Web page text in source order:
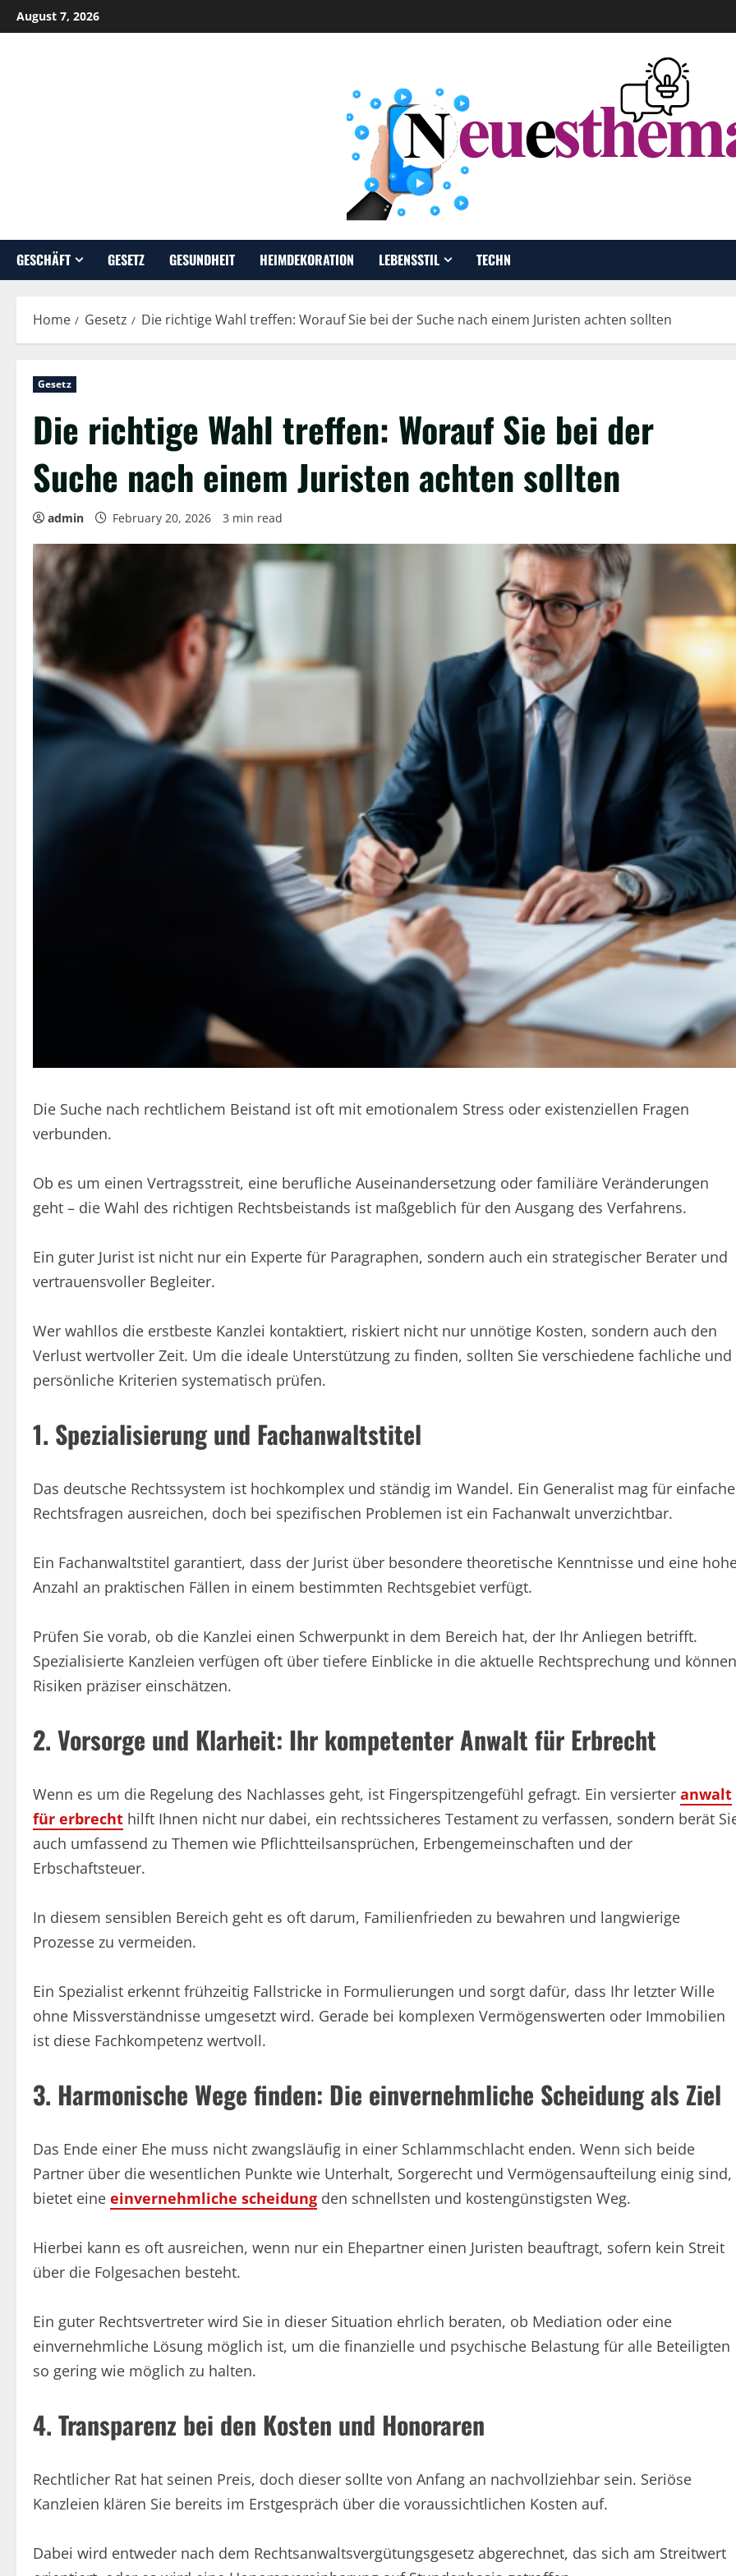
Skip
to
August 7, 2026
GESCHÄFT GESETZ GESUNDHEIT HEIMDEKORATION LEBENSSTIL TECHN
Home Gesetz Die richtige Wahl treffen: Worauf Sie bei der Suche nach einem Juristen achten sollten
Gesetz
Die richtige Wahl treffen: Worauf Sie bei der
Suche nach einem Juristen achten sollten
admin February 20, 2026 3 min read
Die Suche nach rechtlichem Beistand ist oft mit emotionalem Stress oder existenziellen Fragen
verbunden.
Ob es um einen Vertragsstreit, eine berufliche Auseinandersetzung oder familiäre Veränderungen
geht – die Wahl des richtigen Rechtsbeistands ist maßgeblich für den Ausgang des Verfahrens.
Ein guter Jurist ist nicht nur ein Experte für Paragraphen, sondern auch ein strategischer Berater und
vertrauensvoller Begleiter.
Wer wahllos die erstbeste Kanzlei kontaktiert, riskiert nicht nur unnötige Kosten, sondern auch den
Verlust wertvoller Zeit. Um die ideale Unterstützung zu finden, sollten Sie verschiedene fachliche und
persönliche Kriterien systematisch prüfen.
1. Spezialisierung und Fachanwaltstitel
Das deutsche Rechtssystem ist hochkomplex und ständig im Wandel. Ein Generalist mag für einfache
Rechtsfragen ausreichen, doch bei spezifischen Problemen ist ein Fachanwalt unverzichtbar.
Ein Fachanwaltstitel garantiert, dass der Jurist über besondere theoretische Kenntnisse und eine
Anzahl an praktischen Fällen in einem bestimmten Rechtsgebiet verfügt.
Prüfen Sie vorab, ob die Kanzlei einen Schwerpunkt in dem Bereich hat, der Ihr Anliegen betrifft.
Spezialisierte Kanzleien verfügen oft über tiefere Einblicke in die aktuelle Rechtsprechung und können
Risiken präziser einschätzen.
2. Vorsorge und Klarheit: Ihr kompetenter Anwalt für Erbrecht
Wenn es um die Regelung des Nachlasses geht, ist Fingerspitzengefühl gefragt. Ein versierter anwalt
für erbrecht hilft Ihnen nicht nur dabei, ein rechtssicheres Testament zu verfassen, sondern berät
auch umfassend zu Themen wie Pflichtteilsansprüchen, Erbengemeinschaften und der
Erbschaftsteuer.
In diesem sensiblen Bereich geht es oft darum, Familienfrieden zu bewahren und langwierige
Prozesse zu vermeiden.
Ein Spezialist erkennt frühzeitig Fallstricke in Formulierungen und sorgt dafür, dass Ihr letzter Wille
ohne Missverständnisse umgesetzt wird. Gerade bei komplexen Vermögenswerten oder Immobilien
ist diese Fachkompetenz wertvoll.
3. Harmonische Wege finden: Die einvernehmliche Scheidung als Ziel
Das Ende einer Ehe muss nicht zwangsläufig in einer Schlammschlacht enden. Wenn sich beide
Partner über die wesentlichen Punkte wie Unterhalt, Sorgerecht und Vermögensaufteilung einig sind,
bietet eine einvernehmliche scheidung den schnellsten und kostengünstigsten Weg.
Hierbei kann es oft ausreichen, wenn nur ein Ehepartner einen Juristen beauftragt, sofern kein Streit
über die Folgesachen besteht.
Ein guter Rechtsvertreter wird Sie in dieser Situation ehrlich beraten, ob Mediation oder eine
einvernehmliche Lösung möglich ist, um die finanzielle und psychische Belastung für alle Beteiligten
so gering wie möglich zu halten.
4. Transparenz bei den Kosten und Honoraren
Rechtlicher Rat hat seinen Preis, doch dieser sollte von Anfang an nachvollziehbar sein. Seriöse
Kanzleien klären Sie bereits im Erstgespräch über die voraussichtlichen Kosten auf.
Dabei wird entweder nach dem Rechtsanwaltsvergütungsgesetz abgerechnet, das sich am Streitwert